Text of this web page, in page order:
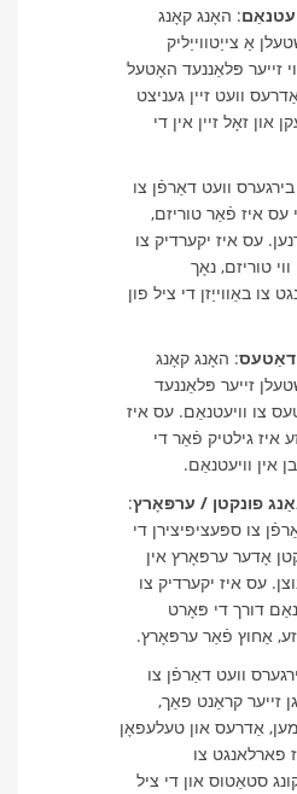
: האָנג קאָנג
אַ צייַטווייַליק
זייער פּלאַננעד האָטעל
וועט זיין געניצט
און זאָל זיין אין די
וועט דאַרפֿן צו
עס איז פֿאַר טוריזם,
עס איז יקערדיק צו
טוריזם, נאָך
צו באַווייַזן די ציל פון
דאַטעס: האָנג קאָנג
זייער פּלאַננעד
צו וויעטנאַם. עס איז
איז גילטיק פֿאַר די
אין וויעטנאַם.
פונקטן / ערפּאָרץ:
צו ספּעציפיצירן די
אָדער ערפּאָרץ אין
עס איז יקערדיק צו
דורך די פּאָרט
וועט דאַרפֿן צו
זייער קראַנט פאַך,
אַדרעס און טעלעפאָן
פארלאנגט צו
סטאַטוס און די ציל